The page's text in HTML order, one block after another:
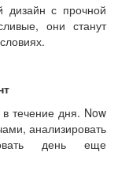
дизайн с прочной
они станут
течение дня. Now
анализировать
день еще